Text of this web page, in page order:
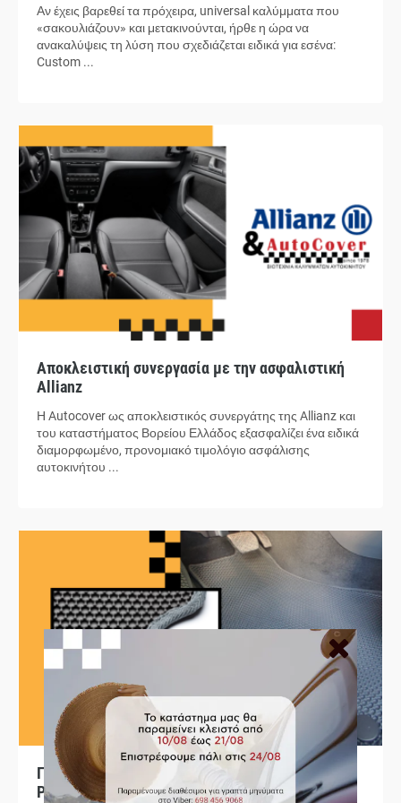
Αν έχεις βαρεθεί τα πρόχειρα, universal καλύμματα που
«σακουλιάζουν» και μετακινούνται, ήρθε η ώρα να
ανακαλύψεις τη λύση που σχεδιάζεται ειδικά για εσένα:
Custom ...
Αποκλειστική συνεργασία με την ασφαλιστική
Allianz
Η Autocover ως αποκλειστικός συνεργάτης της Allianz και
του καταστήματος Βορείου Ελλάδος εξασφαλίζει ένα ειδικά
διαμορφωμένο, προνομιακό τιμολόγιο ασφάλισης
αυτοκινήτου ...
Γιατί να επιλέξετε πατάκια αυτοκινήτου από
PVC?